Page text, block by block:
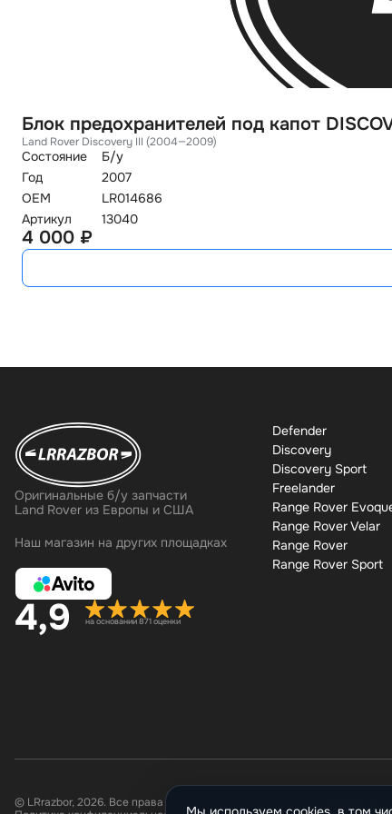
Блок предохранителей под капот
Land Rover Discovery III (2004—2009)
Состояние
Б/у
Год
2007
OEM
LR014686
Артикул
13040
4 000 ₽
Оригинальные б/у запчасти
Land Rover из Европы и США
Наш магазин на других площадках
4,9 на основании 871 оценки
Defender
Discovery
Discovery Sport
Freelander
Range Rover
Range Rover Velar
Range Rover
Range Rover Sport
© LRrazbor, 2026. Все права защищены.